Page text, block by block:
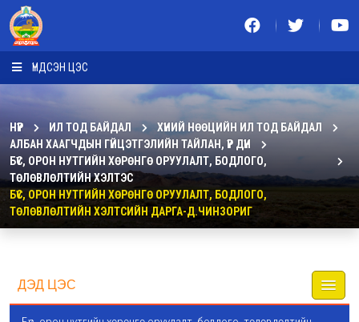
ҮНДСЭН ЦЭС
НҮҮР ИЛ ТОД БАЙДАЛ
ХҮНИЙ НӨӨЦИЙН ИЛ ТОД БАЙДАЛ
АЛБАН ХААГЧДЫН ГҮЙЦЭТГЭЛИЙН ТАЙЛАН, ҮР ДҮН
БҮС, ОРОН НУТГИЙН ХӨРӨНГӨ ОРУУЛАЛТ, БОДЛОГО,
ТӨЛӨВЛӨЛТИЙН ХЭЛТЭС
БҮС, ОРОН НУТГИЙН ХӨРӨНГӨ ОРУУЛАЛТ, БОДЛОГО,
ТӨЛӨВЛӨЛТИЙН ХЭЛТСИЙН ДАРГА-Д.ЧИНЗОРИГ
ДЭД ЦЭС